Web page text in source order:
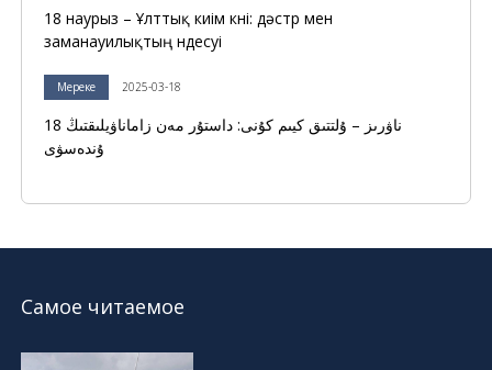
18 наурыз – Ұлттық киім күні: дәстүр мен
заманауилықтың үндесуі
Мереке 2025-03-18
18 ناۋرىز – ۇلتتىق كيىم كۇنى: داستۇر مەن زاماناۋيلىقتىڭ
ۇندەسۋى
Самое читаемое